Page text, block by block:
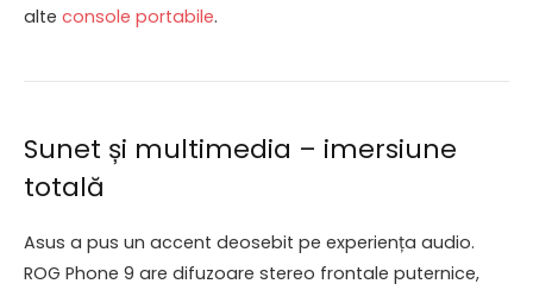
alte console portabile.
Sunet și multimedia – imersiune
totală
Asus a pus un accent deosebit pe experiența audio.
ROG Phone 9 are difuzoare stereo frontale puternice,